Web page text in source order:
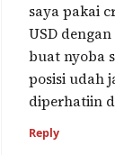
saya pakai
USD
buat nyoba
posisi udah
diperhatiin
Reply